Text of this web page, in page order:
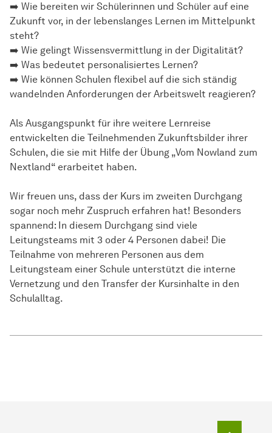
➡️ Wie bereiten wir Schülerinnen und Schüler auf eine
Zukunft vor, in der lebenslanges Lernen im Mittelpunkt
steht?
➡️ Wie gelingt Wissensvermittlung in der Digitalität?
➡️ Was bedeutet personalisiertes Lernen?
➡️ Wie können Schulen flexibel auf die sich ständig
wandelnden Anforderungen der Arbeitswelt reagieren?
Als Ausgangspunkt für ihre weitere Lernreise
entwickelten die Teilnehmenden Zukunftsbilder ihrer
Schulen, die sie mit Hilfe der Übung „Vom Nowland zum
Nextland“ erarbeitet haben.
Wir freuen uns, dass der Kurs im zweiten Durchgang
sogar noch mehr Zuspruch erfahren hat! Besonders
spannend: In diesem Durchgang sind viele
Leitungsteams mit 3 oder 4 Personen dabei! Die
Teilnahme von mehreren Personen aus dem
Leitungsteam einer Schule unterstützt die interne
Vernetzung und den Transfer der Kursinhalte in den
Schulalltag.